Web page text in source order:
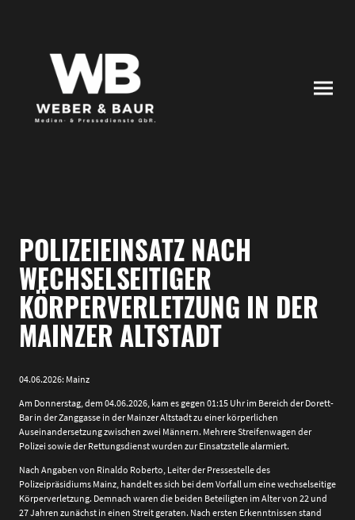
POLIZEIEINSATZ NACH
WECHSELSEITIGER
KÖRPERVERLETZUNG IN DER
MAINZER ALTSTADT
04.06.2026: Mainz
Am Donnerstag, dem 04.06.2026, kam es gegen 01:15 Uhr im Bereich der Dorett-
Bar in der Zanggasse in der Mainzer Altstadt zu einer körperlichen
Auseinandersetzung zwischen zwei Männern. Mehrere Streifenwagen der
Polizei sowie der Rettungsdienst wurden zur Einsatzstelle alarmiert.
Nach Angaben von Rinaldo Roberto, Leiter der Pressestelle des
Polizeipräsidiums Mainz, handelt es sich bei dem Vorfall um eine wechselseitige
Körperverletzung. Demnach waren die beiden Beteiligten im Alter von 22 und
27 Jahren zunächst in einen Streit geraten. Nach ersten Erkenntnissen stand